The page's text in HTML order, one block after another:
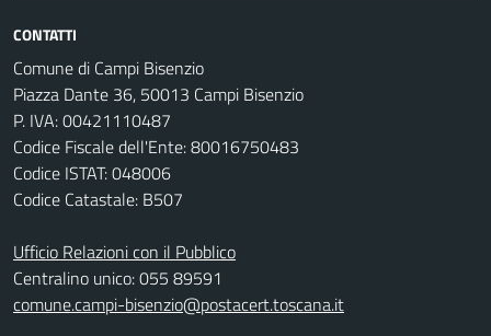
CONTATTI
Comune di Campi Bisenzio
Piazza Dante 36, 50013 Campi Bisenzio
P. IVA: 00421110487
Codice Fiscale dell'Ente: 80016750483
Codice ISTAT: 048006
Codice Catastale: B507
Ufficio Relazioni con il Pubblico
Centralino unico: 055 89591
comune.campi-bisenzio@postacert.toscana.it